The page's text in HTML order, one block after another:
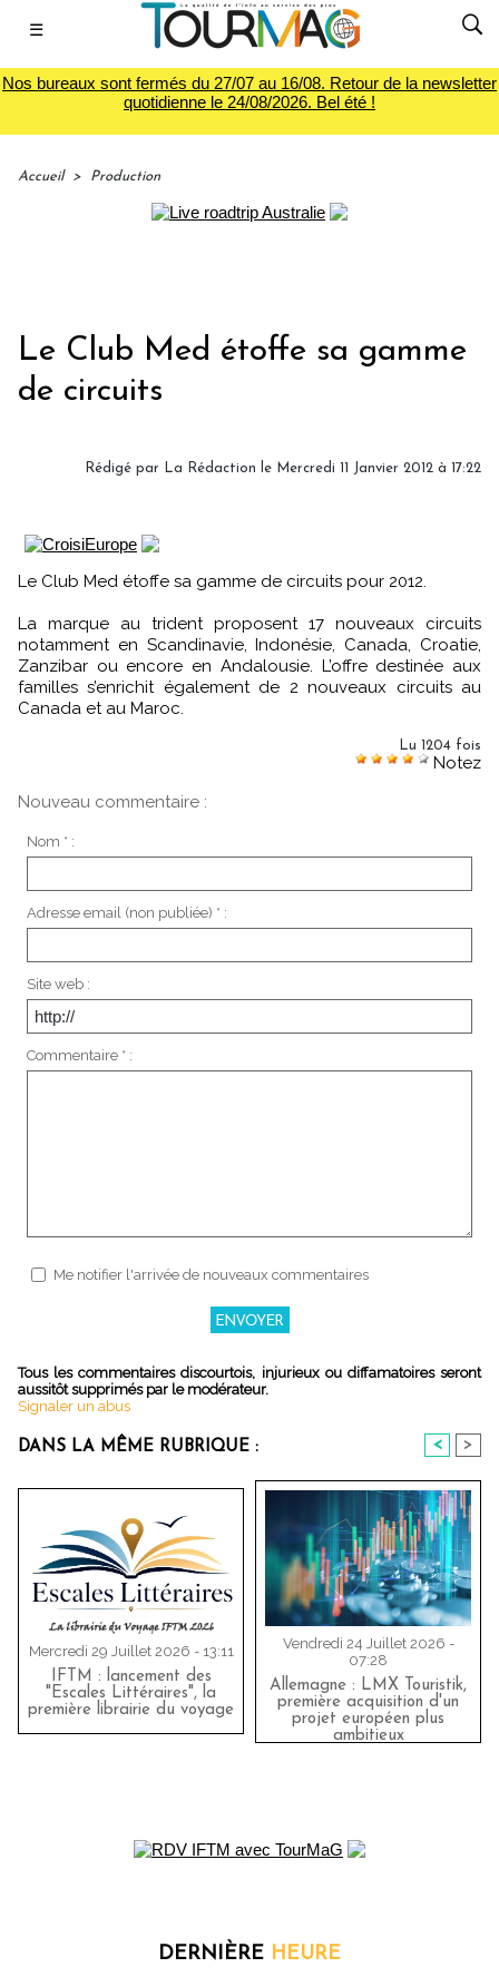
☰
Nos bureaux sont fermés du 27/07 au 16/08. Retour de la newsletter
quotidienne le 24/08/2026. Bel été !
Accueil > Production
Le Club Med étoffe sa gamme
de circuits
Rédigé par La Rédaction le Mercredi 11 Janvier 2012 à 17:22
Le Club Med étoffe sa gamme de circuits pour 2012.
La marque au trident proposent 17 nouveaux circuits
notamment en Scandinavie, Indonésie, Canada, Croatie,
Zanzibar ou encore en Andalousie. L’offre destinée aux
familles s’enrichit également de 2 nouveaux circuits au
Canada et au Maroc.
Lu 1204 fois
Notez
Nouveau commentaire :
Nom * :
Adresse email (non publiée) * :
Site web :
Commentaire * :
Me notifier l'arrivée de nouveaux commentaires
Tous les commentaires discourtois, injurieux ou diffamatoires seront
aussitôt supprimés par le modérateur.
Signaler un abus
DANS LA MÊME RUBRIQUE : < >
Mercredi 29 Juillet 2026 - 13:11
IFTM : lancement des
"Escales Littéraires", la
première librairie du voyage
Vendredi 24 Juillet 2026 -
07:28
Allemagne : LMX Touristik,
première acquisition d'un
projet européen plus
ambitieux
DERNIÈRE HEURE